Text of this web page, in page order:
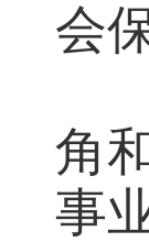
会
角
事